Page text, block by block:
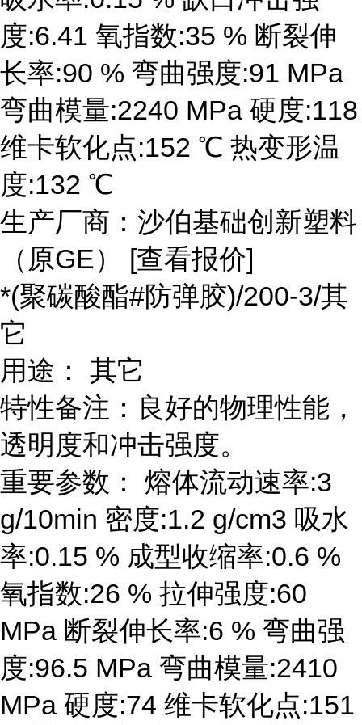
度:6.41 氧指数:35 % 断裂伸
长率:90 % 弯曲强度:91 MPa
弯曲模量:2240 MPa 硬度:118
维卡软化点:152 ℃ 热变形温
度:132 ℃
生产厂商：沙伯基础创新塑料
（原GE） [查看报价]
*(聚碳酸酯#防弹胶)/200-3/其
它
用途： 其它
特性备注：良好的物理性能，
透明度和冲击强度。
重要参数： 熔体流动速率:3
g/10min 密度:1.2 g/cm3 吸水
率:0.15 % 成型收缩率:0.6 %
氧指数:26 % 拉伸强度:60
MPa 断裂伸长率:6 % 弯曲强
度:96.5 MPa 弯曲模量:2410
MPa 硬度:74 维卡软化点:151